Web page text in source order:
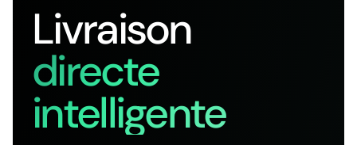
Livraison
directe
intelligente